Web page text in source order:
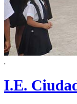
.
I.E.